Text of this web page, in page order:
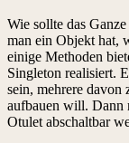
Wie sollte das
man ein Objekt hat,
einige Methoden
Singleton realisiert.
sein, mehrere davon
aufbauen will. Dann
Otulet abschaltbar